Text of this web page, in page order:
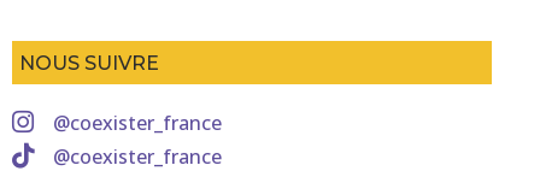
NOUS SUIVRE
@coexister_france
@coexister_france